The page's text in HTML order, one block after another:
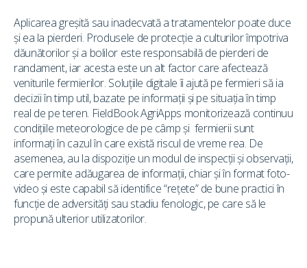
Aplicarea greșită sau inadecvată a tratamentelor poate duce
și ea la pierderi. Produsele de protecție a culturilor împotriva
dăunătorilor și a bolilor este responsabilă de pierderi de
randament, iar acesta este un alt factor care afectează
veniturile fermierilor. Soluțiile digitale îi ajută pe fermieri să ia
decizii în timp util, bazate pe informații și pe situația în timp
real de pe teren. FieldBook AgriApps monitorizează continuu
condițiile meteorologice de pe câmp și fermierii sunt
informați în cazul în care există riscul de vreme rea. De
asemenea, au la dispoziție un modul de inspecții și observații,
care permite adăugarea de informații, chiar și în format foto-
video și este capabil să identifice “rețete” de bune practici în
funcție de adversități sau stadiu fenologic, pe care să le
propună ulterior utilizatorilor.